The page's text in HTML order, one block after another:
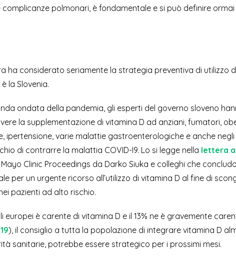
polmonari, è fondamentale e si può definire
ha considerato seriamente la strategia preventiva di utilizzo
la Slovenia.
ondata della pandemia, gli esperti del governo sloveno
la supplementazione di vitamina D ad anziani, fumatori,
ipertensione, varie malattie gastroenterologiche e anche
di contrarre la malattia COVID-I9. Lo si legge nella lettera
Clinic Proceedings da Darko Siuka e colleghi che
per un urgente ricorso all’utilizzo di vitamina D al fine di
pazienti ad alto rischio.
europei è carente di vitamina D e il 13% ne è gravemente
), il consiglio a tutta la popolazione di integrare vitamina D
sanitarie, potrebbe essere strategico per i prossimi mesi.